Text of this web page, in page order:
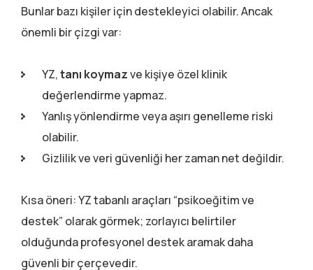
Bunlar bazı kişiler için destekleyici olabilir. Ancak
önemli bir çizgi var:
YZ,tanı koymazve kişiye özel klinik
değerlendirme yapmaz.
Yanlış yönlendirme veya aşırı genelleme riski
olabilir.
Gizlilik ve veri güvenliği her zaman net değildir.
Kısa öneri: YZ tabanlı araçları “psikoeğitim ve
destek” olarak görmek; zorlayıcı belirtiler
olduğunda profesyonel destek aramak daha
güvenli bir çerçevedir.